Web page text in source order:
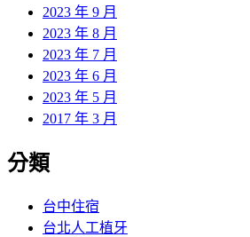
2023 年 9 月
2023 年 8 月
2023 年 7 月
2023 年 6 月
2023 年 5 月
2017 年 3 月
分類
台中住宿
台北人工植牙